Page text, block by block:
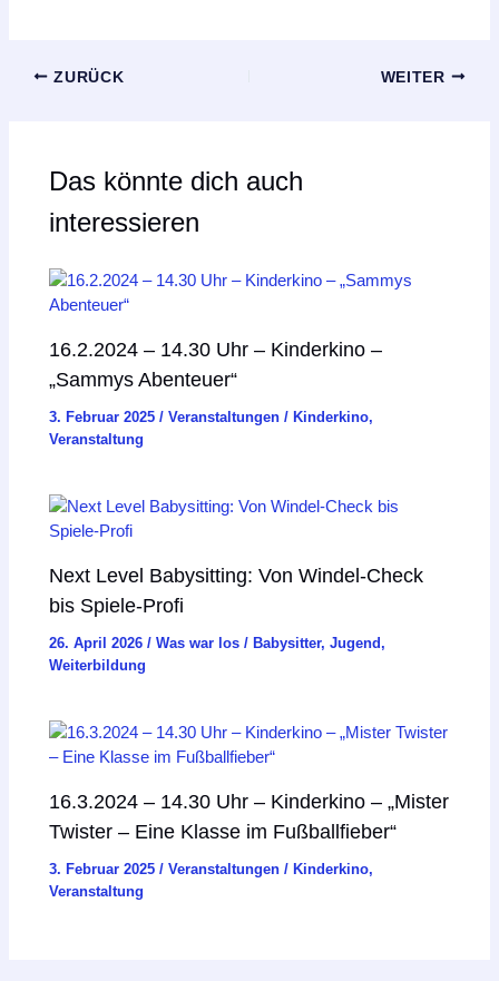
ZURÜCK WEITER
Das könnte dich auch
interessieren
16.2.2024 – 14.30 Uhr – Kinderkino –
„Sammys Abenteuer“
3. Februar 2025/Veranstaltungen /Kinderkino,
Veranstaltung
Next Level Babysitting: Von Windel-Check
bis Spiele-Profi
26. April 2026/Was war los /Babysitter,Jugend,
Weiterbildung
16.3.2024 – 14.30 Uhr – Kinderkino – „Mister
Twister – Eine Klasse im Fußballfieber“
3. Februar 2025/Veranstaltungen / Kinderkino,
Veranstaltung